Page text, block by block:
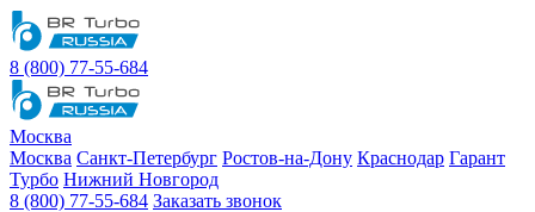
8 (800) 77-55-684
Москва
Москва Санкт-Петербург Ростов-на-Дону Краснодар Гарант
Турбо Нижний Новгород
8 (800) 77-55-684 Заказать звонок